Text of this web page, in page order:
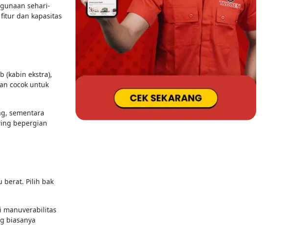
sehari-
dan kapasitas
(kabin ekstra),
cocok untuk
sementara
bepergian
berat. Pilih bak
manuverabilitas
biasanya